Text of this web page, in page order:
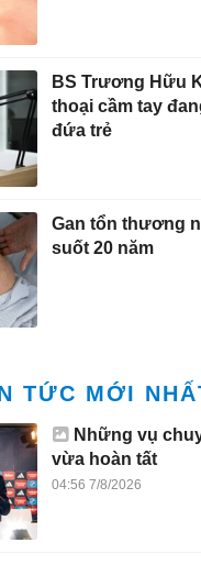
BS Trương Hữu
thoại cầm tay
đứa trẻ
Gan tổn thương
suốt 20 năm
TỨC MỚI
Những vụ
vừa hoàn tất
04:56 7/8/2026